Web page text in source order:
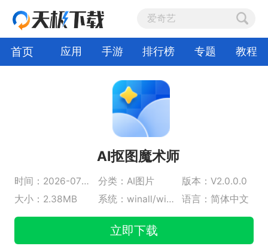
首页 应用 手游 排行榜 专题 教程
AI抠图魔术师
时间：2026-07-10 分类：AI图片
版本：V2.0.0.0
大小：2.38MB
系统：winall/win7/win10/win11 语言：简体中文
立即下载